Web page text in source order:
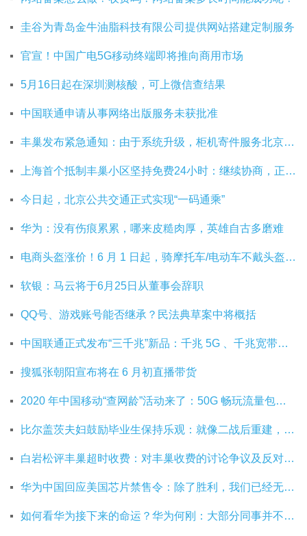
圭谷为青岛金牛油脂科技有限公司提供网站搭建定制服务
官宣！中国广电5G移动终端即将推向商用市场
5月16日起在深圳测核酸，可上微信查结果
中国联通申请从事网络出版服务未获批准
丰巢发布紧急通知：由于系统升级，柜机寄件服务北京双向关停
上海首个抵制丰巢小区坚持免费24小时：继续协商，正在自建快递中转站
今日起，北京公共交通正式实现“一码通乘”
华为：没有伤痕累累，哪来皮糙肉厚，英雄自古多磨难
电商头盔涨价！6 月 1 日起，骑摩托车/电动车不戴头盔将被严查
软银：马云将于6月25日从董事会辞职
QQ号、游戏账号能否继承？民法典草案中将概括
中国联通正式发布“三千兆”新品：千兆 5G 、千兆宽带及千兆 Wi-Fi
搜狐张朝阳宣布将在 6 月初直播带货
2020 年中国移动“查网龄”活动来了：50G 畅玩流量包，钻石勋章宽带提速至 1000 M
比尔盖茨夫妇鼓励毕业生保持乐观：就像二战后重建，你们将引领潮流
白岩松评丰巢超时收费：对丰巢收费的讨论争议及反对其实是件好事
华为中国回应美国芯片禁售令：除了胜利，我们已经无路可走
如何看华为接下来的命运？华为何刚：大部分同事并不悲观